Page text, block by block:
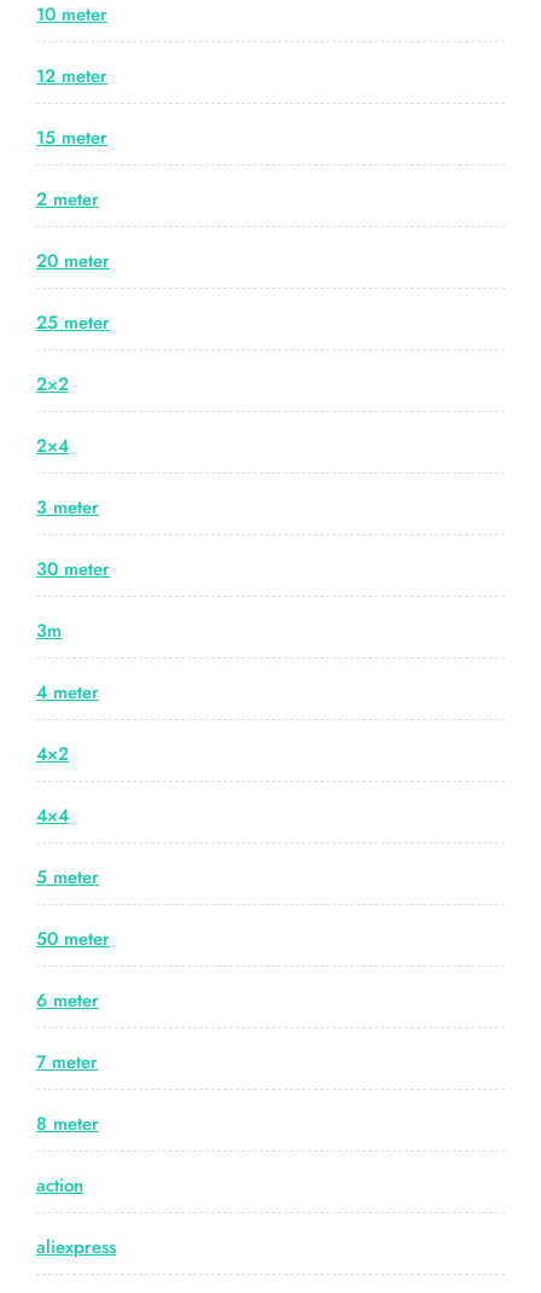
10 meter
12 meter
15 meter
2 meter
20 meter
25 meter
2×2
2×4
3 meter
30 meter
3m
4 meter
4×2
4×4
5 meter
50 meter
6 meter
7 meter
8 meter
action
aliexpress